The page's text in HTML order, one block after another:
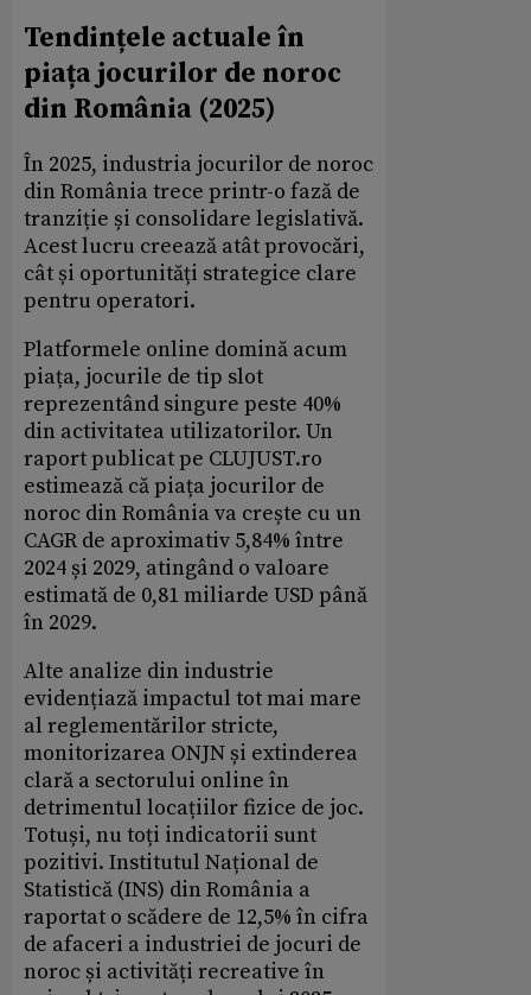
Tendințele actuale în
piața jocurilor de noroc
din România (2025)
În 2025, industria jocurilor de noroc
din România trece printr-o fază de
tranziție și consolidare legislativă.
Acest lucru creează atât provocări,
cât și oportunități strategice clare
pentru operatori.
Platformele online domină acum
piața, jocurile de tip slot
reprezentând singure peste 40%
din activitatea utilizatorilor. Un
raport publicat pe CLUJUST.ro
estimează că piața jocurilor de
noroc din România va crește cu un
CAGR de aproximativ 5,84% între
2024 și 2029, atingând o valoare
estimată de 0,81 miliarde USD până
în 2029.
Alte analize din industrie
evidențiază impactul tot mai mare
al reglementărilor stricte,
monitorizarea ONJN și extinderea
clară a sectorului online în
detrimentul locațiilor fizice de joc.
Totuși, nu toți indicatorii sunt
pozitivi. Institutul Național de
Statistică (INS) din România a
raportat o scădere de 12,5% în cifra
de afaceri a industriei de jocuri de
noroc și activități recreative în